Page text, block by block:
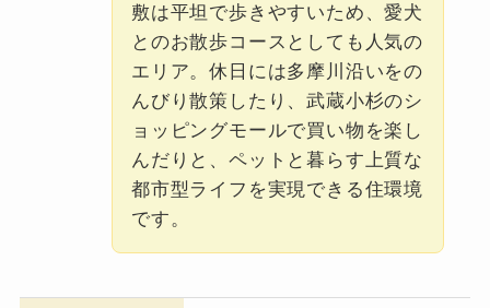
敷は平坦で歩きやすいため、愛犬
とのお散歩コースとしても人気の
エリア。休日には多摩川沿いをの
んびり散策したり、武蔵小杉のシ
ョッピングモールで買い物を楽し
んだりと、ペットと暮らす上質な
都市型ライフを実現できる住環境
です。